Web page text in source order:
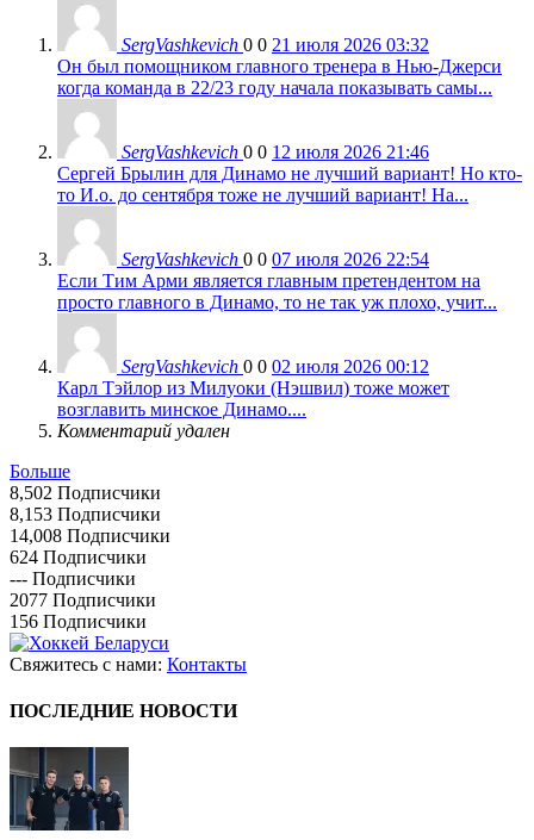
SergVashkevich 0 0 21 июля 2026 03:32
Он был помощником главного тренера в Нью-Джерси
когда команда в 22/23 году начала показывать самы...
SergVashkevich 0 0 12 июля 2026 21:46
Сергей Брылин для Динамо не лучший вариант! Но кто-
то И.о. до сентября тоже не лучший вариант! На...
SergVashkevich 0 0 07 июля 2026 22:54
Если Тим Арми является главным претендентом на
просто главного в Динамо, то не так уж плохо, учит...
SergVashkevich 0 0 02 июля 2026 00:12
Карл Тэйлор из Милуоки (Нэшвил) тоже может
возглавить минское Динамо....
Комментарий удален
Больше
8,502 Подписчики
8,153 Подписчики
14,008 Подписчики
624 Подписчики
--- Подписчики
2077 Подписчики
156 Подписчики
Свяжитесь с нами: Контакты
ПОСЛЕДНИЕ НОВОСТИ